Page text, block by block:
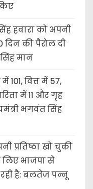
हवारा को अपनी
दिन की पैरोल दी
मान
वित्त में 57,
में 11 और गृह
भगवंत सिंह
प्रतिष्ठा खो चुकी
लिए भाजपा से
है: बलतेज पन्नू